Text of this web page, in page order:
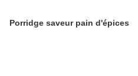
Porridge saveur pain d'épices